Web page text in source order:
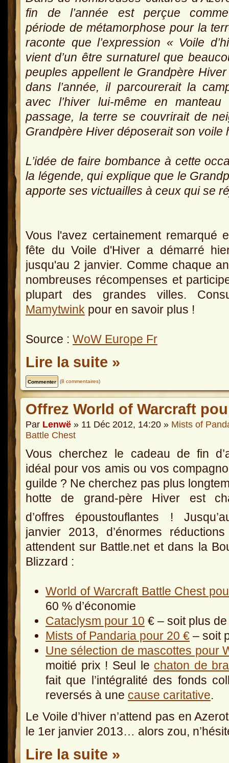
fin de l’année est perçue
période de métamorphose pour la
raconte que l’expression « Voile
vient d’un être surnaturel que
peuples appellent le Grandpère
dans l’année, il parcourerait la
avec l’hiver lui-même en
passage, la terre se couvrirait de
Grandpère Hiver déposerait son voile
L’idée de faire bombance à cette
la légende, qui explique que le
apporte ses victuailles à ceux qui se
Vous l'avez certainement remarqué
fête du Voile d'Hiver a démarré
jusqu'au 2 janvier. Comme chaque
nombreuses récompenses et
plupart des grandes villes.
Mamytwink pour en savoir plus !
Source : WoW Europe Fr
Lire la suite »
(8 commentaires)
Offrez World of Warcraft
Par Lenwë » 11 Déc 2012, 14:20 » Mists of
Battle Chest
Vous cherchez le cadeau de fin
idéal pour vos amis ou vos
guilde ? Ne cherchez pas plus
hotte de grand-père Hiver est
d’offres époustouflantes !
janvier 2013, d’énormes
attendent sur Battle.net et dans la
Blizzard :
World of Warcraft Battle Chest
60 % d’économie
Cataclysm pour 10 € – soit plus
Mists of Pandaria pour 20 € – soit
Une sélection de mascottes pour
moitié prix ! Seul le chaton de
fait que l’intégralité des fonds
reversés à une cause caritative.
Le Voile d’hiver n’attend pas en
le 1er janvier 2013… alors zou,
Lire la suite »